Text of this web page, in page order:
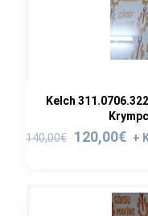
Kelch
140,00€ Orijinal
120,00€